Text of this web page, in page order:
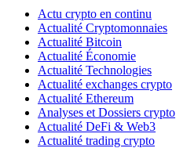
Actu crypto en continu
Actualité Cryptomonnaies
Actualité Bitcoin
Actualité Économie
Actualité Technologies
Actualité exchanges crypto
Actualité Ethereum
Analyses et Dossiers crypto
Actualité DeFi & Web3
Actualité trading crypto